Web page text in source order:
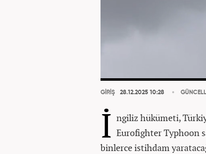
GİRİŞ 28.12.2025 10:28
İ ngiliz hükümeti,
Eurofighter Typhoon
binlerce istihdam